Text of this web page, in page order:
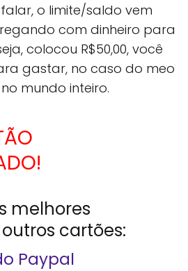
o limite/saldo vem
com dinheiro para
colocou R$50,00, você
gastar, no caso do meo
mundo inteiro.
melhores
cartões:
Paypal